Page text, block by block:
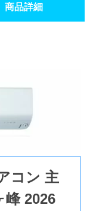
商品詳細
コン 主
峰 2026